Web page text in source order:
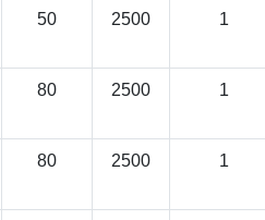
50 2500 1
80 2500 1
80 2500 1